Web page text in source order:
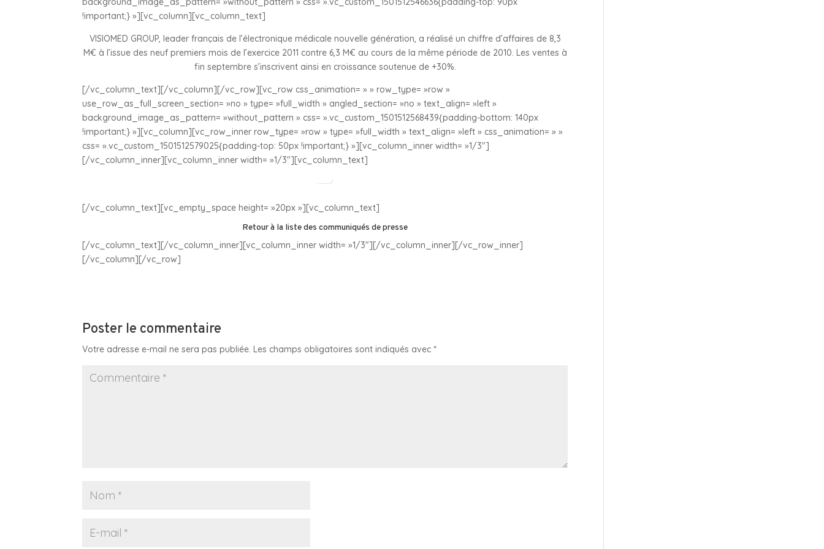
!important;} »][vc_column][vc_column_text]
VISIOMED GROUP, leader français de l’électronique médicale nouvelle génération, a réalisé un chiffre d’affaires de 8,3
M€ à l’issue des neuf premiers mois de l’exercice 2011 contre 6,3 M€ au cours de la même période de 2010. Les ventes à
fin septembre s’inscrivent ainsi en croissance soutenue de +30%.
[/vc_column_text][/vc_column][/vc_row][vc_row css_animation= » » row_type= »row »
use_row_as_full_screen_section= »no » type= »full_width » angled_section= »no » text_align= »left »
background_image_as_pattern= »without_pattern » css= ».vc_custom_1501512568439{padding-bottom: 140px
!important;} »][vc_column][vc_row_inner row_type= »row » type= »full_width » text_align= »left » css_animation= » »
css= ».vc_custom_1501512579025{padding-top: 50px !important;} »][vc_column_inner width= »1/3″]
[/vc_column_inner][vc_column_inner width= »1/3″][vc_column_text]
[/vc_column_text][vc_empty_space height= »20px »][vc_column_text]
Retour à la liste des communiqués de presse
[/vc_column_text][/vc_column_inner][vc_column_inner width= »1/3″][/vc_column_inner][/vc_row_inner]
[/vc_column][/vc_row]
Poster le commentaire
Votre adresse e-mail ne sera pas publiée. Les champs obligatoires sont indiqués avec *